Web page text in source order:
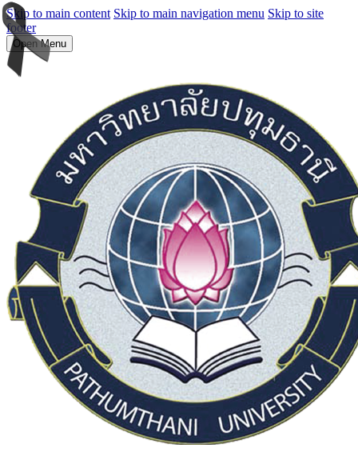
Skip to main content Skip to main navigation menu Skip to site
footer
Open Menu